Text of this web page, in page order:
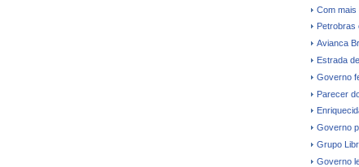
Com mais
Petrobras
Avianca
Estrada
Governo
Parecer
Governo
Grupo
Governo